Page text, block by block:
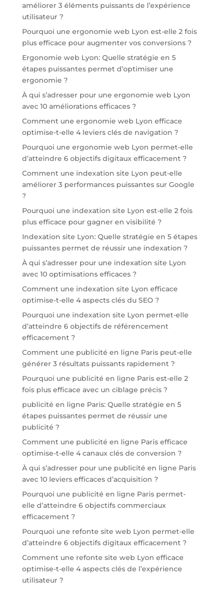
améliorer 3 éléments puissants de l’expérience
utilisateur ?
Pourquoi une ergonomie web Lyon est-elle 2 fois
plus efficace pour augmenter vos conversions ?
Ergonomie web Lyon: Quelle stratégie en 5
étapes puissantes permet d’optimiser une
ergonomie ?
À qui s’adresser pour une ergonomie web Lyon
avec 10 améliorations efficaces ?
Comment une ergonomie web Lyon efficace
optimise-t-elle 4 leviers clés de navigation ?
Pourquoi une ergonomie web Lyon permet-elle
d’atteindre 6 objectifs digitaux efficacement ?
Comment une indexation site Lyon peut-elle
améliorer 3 performances puissantes sur Google
?
Pourquoi une indexation site Lyon est-elle 2 fois
plus efficace pour gagner en visibilité ?
Indexation site Lyon: Quelle stratégie en 5 étapes
puissantes permet de réussir une indexation ?
À qui s’adresser pour une indexation site Lyon
avec 10 optimisations efficaces ?
Comment une indexation site Lyon efficace
optimise-t-elle 4 aspects clés du SEO ?
Pourquoi une indexation site Lyon permet-elle
d’atteindre 6 objectifs de référencement
efficacement ?
Comment une publicité en ligne Paris peut-elle
générer 3 résultats puissants rapidement ?
Pourquoi une publicité en ligne Paris est-elle 2
fois plus efficace avec un ciblage précis ?
publicité en ligne Paris: Quelle stratégie en 5
étapes puissantes permet de réussir une
publicité ?
Comment une publicité en ligne Paris efficace
optimise-t-elle 4 canaux clés de conversion ?
À qui s’adresser pour une publicité en ligne Paris
avec 10 leviers efficaces d’acquisition ?
Pourquoi une publicité en ligne Paris permet-
elle d’atteindre 6 objectifs commerciaux
efficacement ?
Pourquoi une refonte site web Lyon permet-elle
d’atteindre 6 objectifs digitaux efficacement ?
Comment une refonte site web Lyon efficace
optimise-t-elle 4 aspects clés de l’expérience
utilisateur ?